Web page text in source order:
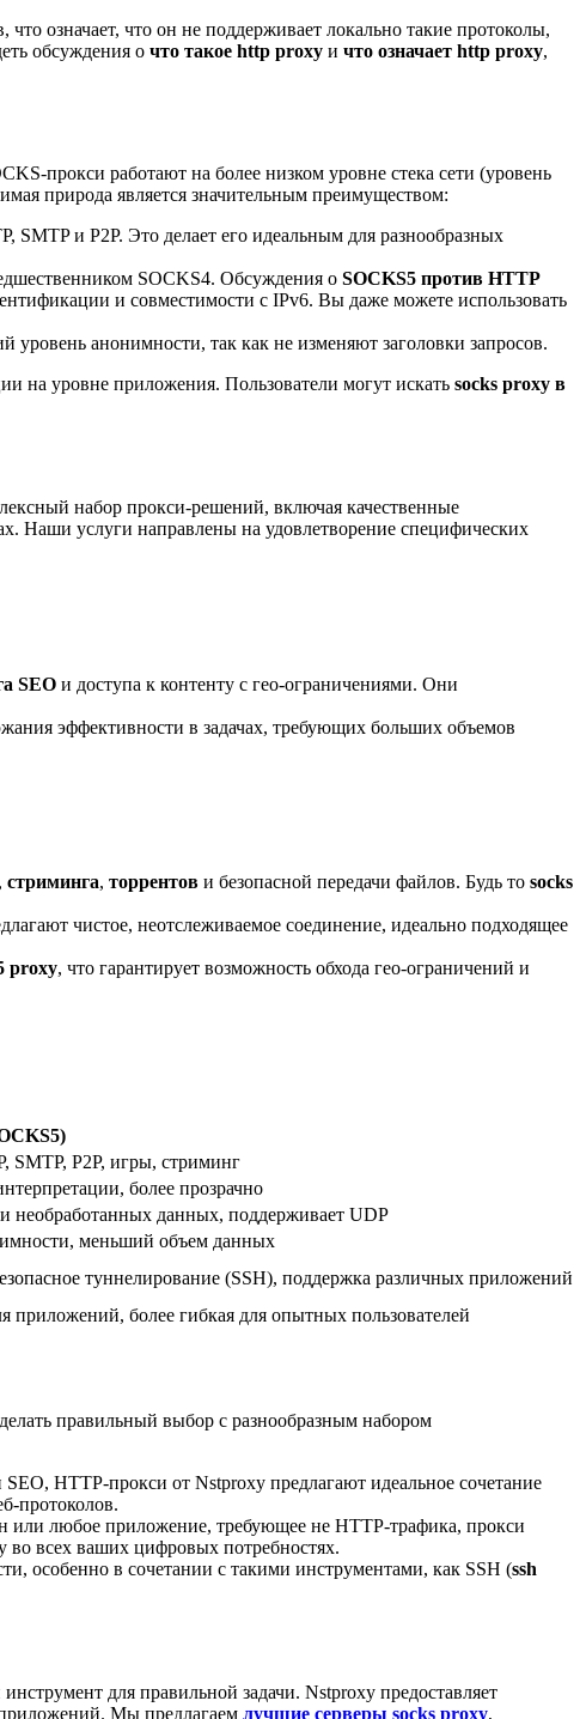
означает, что он не поддерживает локально такие протоколы,
обсуждения о что такое http proxy и что означает http proxy,
прокси работают на более низком уровне стека сети (уровень
природа является значительным преимуществом:
SMTP и P2P. Это делает его идеальным для разнообразных
SOCKS4. Обсуждения о SOCKS5 против HTTP
и совместимости с IPv6. Вы даже можете использовать
анонимности, так как не изменяют заголовки запросов.
на уровне приложения. Пользователи могут искать socks proxy в
набор прокси-решений, включая качественные
Наши услуги направлены на удовлетворение специфических
SEO и доступа к контенту с гео-ограничениями. Они
эффективности в задачах, требующих больших объемов
, стриминга, торрентов и безопасной передачи файлов. Будь то socks
чистое, неотслеживаемое соединение, идеально подходящее
proxy, что гарантирует возможность обхода гео-ограничений и
SMTP, P2P, игры, стриминг
более прозрачно
необработанных данных, поддерживает UDP
меньший объем данных
туннелирование (SSH), поддержка различных приложений
приложений, более гибкая для опытных пользователей
правильный выбор с разнообразным набором
HTTP-прокси от Nstproxy предлагают идеальное сочетание
протоколов.
или любое приложение, требующее не HTTP-трафика, прокси
всех ваших цифровых потребностях.
особенно в сочетании с такими инструментами, как SSH (ssh
для правильной задачи. Nstproxy предоставляет
Мы предлагаем лучшие серверы socks proxy,